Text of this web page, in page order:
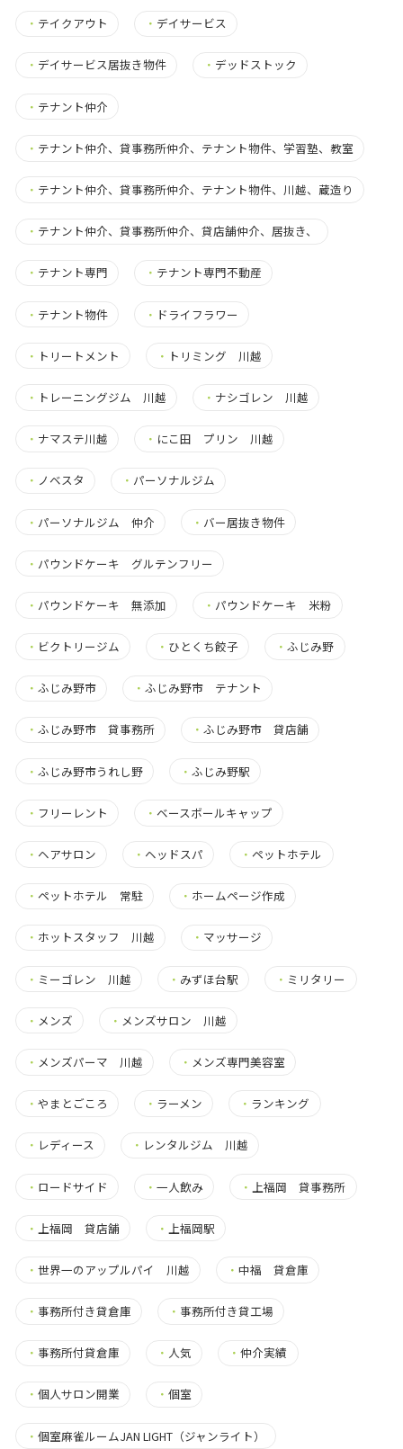
・ テイクアウト ・ デイサービス
・ デイサービス居抜き物件 ・ デッドストック
・ テナント仲介
・ テナント仲介、貸事務所仲介、テナント物件、学習塾、教室
・ テナント仲介、貸事務所仲介、テナント物件、川越、蔵造り
・ テナント仲介、貸事務所仲介、貸店舗仲介、居抜き、
・ テナント専門 ・ テナント専門不動産
・ テナント物件 ・ ドライフラワー
・ トリートメント ・ トリミング 川越
・ トレーニングジム 川越 ・ ナシゴレン 川越
・ ナマステ川越 ・ にこ田 プリン 川越
・ ノベスタ ・ パーソナルジム
・ パーソナルジム 仲介 ・ バー居抜き物件
・ パウンドケーキ グルテンフリー
・ パウンドケーキ 無添加 ・ パウンドケーキ 米粉
・ ビクトリージム ・ ひとくち餃子 ・ふじみ野
・ ふじみ野市 ・ふじみ野市 テナント
・ ふじみ野市 貸事務所 ・ふじみ野市 貸店舗
・ ふじみ野市うれし野 ・ふじみ野駅
・ フリーレント ・ ベースボールキャップ
・ ヘアサロン ・ ヘッドスパ ・ペットホテル
・ ペットホテル 常駐 ・ ホームページ作成
・ ホットスタッフ 川越 ・ マッサージ
・ ミーゴレン 川越 ・ みずほ台駅 ・ ミリタリー
・ メンズ ・ メンズサロン 川越
・ メンズパーマ 川越 ・ メンズ専門美容室
・ やまとごころ ・ ラーメン ・ ランキング
・ レディース ・ レンタルジム 川越
・ ロードサイド ・一人飲み ・ 上福岡 貸事務所
・ 上福岡 貸店舗 ・ 上福岡駅
・ 世界一のアップルパイ 川越 ・中福 貸倉庫
・ 事務所付き貸倉庫 ・ 事務所付き貸工場
・ 事務所付貸倉庫 ・ 人気 ・仲介実績
・ 個人サロン開業 ・個室
・ 個室麻雀ルームJAN LIGHT（ジャンライト）